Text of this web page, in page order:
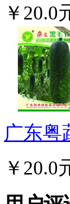
￥20.0
广东粤
￥20.0